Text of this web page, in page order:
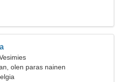
olen paras nainen